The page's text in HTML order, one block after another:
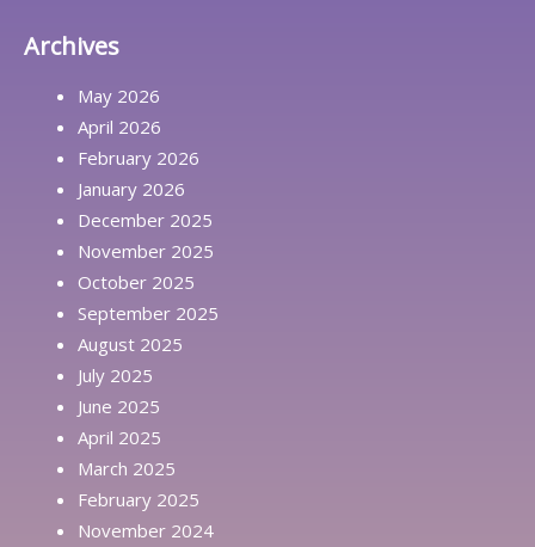
Archives
May 2026
April 2026
February 2026
January 2026
December 2025
November 2025
October 2025
September 2025
August 2025
July 2025
June 2025
April 2025
March 2025
February 2025
November 2024